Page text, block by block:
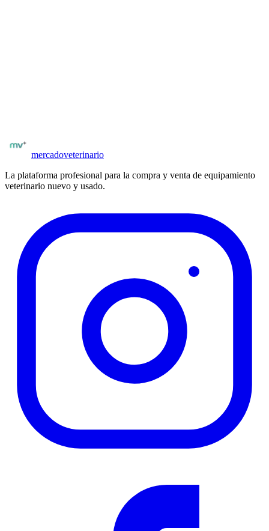
mercadoveterinario
La plataforma profesional para la compra y venta de equipamiento
veterinario nuevo y usado.